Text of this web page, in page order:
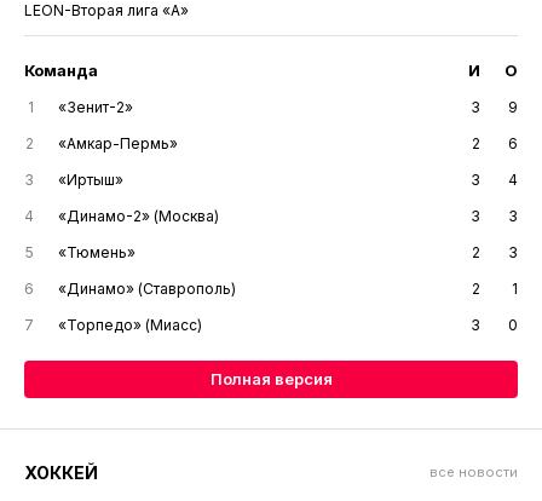
LEON-Вторая лига «А»
Команда И О
1 «Зенит-2» 3
9
2
«Амкар-Пермь» 2
6
3
«Иртыш» 3
4
4
«Динамо-2» (Москва) 3
3
5
«Тюмень» 2
3
6
«Динамо» (Ставрополь) 2
1
7
«Торпедо» (Миасс) 3 0
Полная версия
ХОККЕЙ все новости